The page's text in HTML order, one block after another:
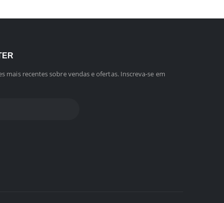
mais recentes sobre vendas e ofertas. Inscreva-se em